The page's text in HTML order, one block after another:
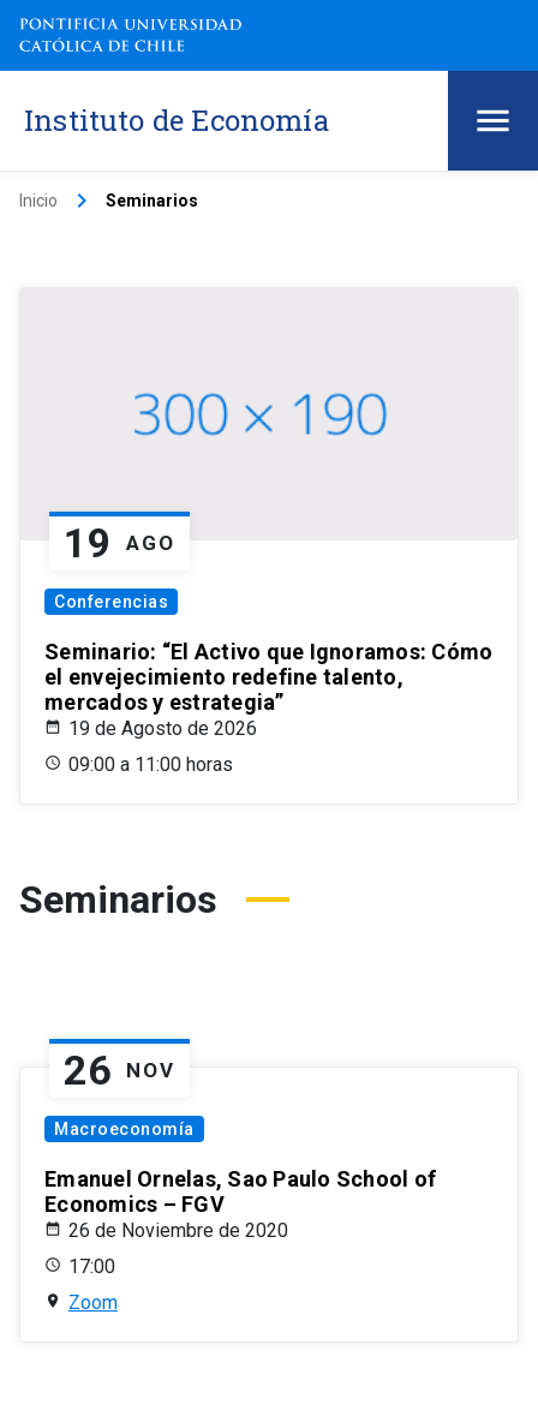
Instituto de Economía
Inicio keyboard_arrow_right Seminarios
19 AGO
Conferencias
Seminario: “El Activo que Ignoramos: Cómo
el envejecimiento redefine talento,
mercados y estrategia”
19 de Agosto de 2026
09:00 a 11:00 horas
Seminarios
26 NOV
Macroeconomía
Emanuel Ornelas, Sao Paulo School of
Economics – FGV
26 de Noviembre de 2020
17:00
Zoom